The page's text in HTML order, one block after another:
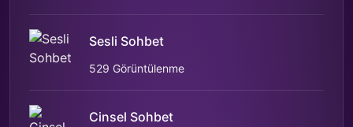
Sesli Sohbet
529 Görüntülenme
Cinsel Sohbet